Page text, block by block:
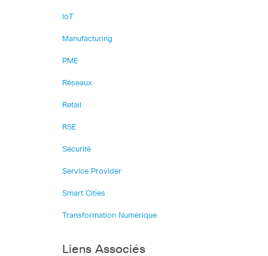
IoT
Manufacturing
PME
Réseaux
Retail
RSE
Sécurité
Service Provider
Smart Cities
Transformation Numérique
Liens Associés